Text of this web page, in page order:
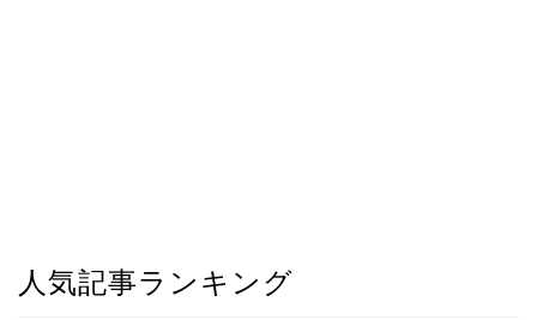
人気記事ランキング